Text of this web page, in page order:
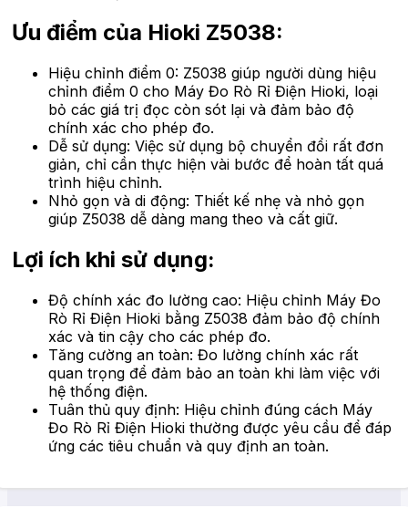
Ưu điểm của Hioki Z5038:
Hiệu chỉnh điểm 0: Z5038 giúp người dùng hiệu
chỉnh điểm 0 cho Máy Đo Rò Rỉ Điện Hioki, loại
bỏ các giá trị đọc còn sót lại và đảm bảo độ
chính xác cho phép đo.
Dễ sử dụng: Việc sử dụng bộ chuyển đổi rất đơn
giản, chỉ cần thực hiện vài bước để hoàn tất quá
trình hiệu chỉnh.
Nhỏ gọn và di động: Thiết kế nhẹ và nhỏ gọn
giúp Z5038 dễ dàng mang theo và cất giữ.
Lợi ích khi sử dụng:
Độ chính xác đo lường cao: Hiệu chỉnh Máy Đo
Rò Rỉ Điện Hioki bằng Z5038 đảm bảo độ chính
xác và tin cậy cho các phép đo.
Tăng cường an toàn: Đo lường chính xác rất
quan trọng để đảm bảo an toàn khi làm việc với
hệ thống điện.
Tuân thủ quy định: Hiệu chỉnh đúng cách Máy
Đo Rò Rỉ Điện Hioki thường được yêu cầu để đáp
ứng các tiêu chuẩn và quy định an toàn.